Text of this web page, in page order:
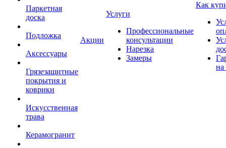
Паркетная
доска
Подложка
Аксессуары
Грязезащитные
покрытия и
коврики
Искусственная
трава
Керамогранит
Акции
Услуги
Профессиональные
консультации
Нарезка
Замеры
Как
на